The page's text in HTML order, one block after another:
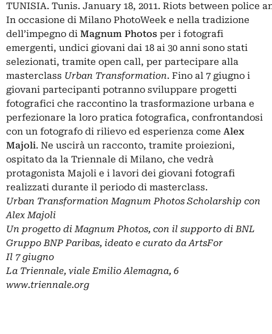
TUNISIA. Tunis. January 18, 2011. Riots between police
In occasione di Milano PhotoWeek e nella tradizione
dell’impegno di Magnum Photos per i fotografi
emergenti, undici giovani dai 18 ai 30 anni sono stati
selezionati, tramite open call, per partecipare alla
masterclass Urban Transformation. Fino al 7 giugno i
giovani partecipanti potranno sviluppare progetti
fotografici che raccontino la trasformazione urbana e
perfezionare la loro pratica fotografica, confrontandosi
con un fotografo di rilievo ed esperienza come Alex
Majoli. Ne uscirà un racconto, tramite proiezioni,
ospitato da la Triennale di Milano, che vedrà
protagonista Majoli e i lavori dei giovani fotografi
realizzati durante il periodo di masterclass.
Urban Transformation Magnum Photos Scholarship con
Alex Majoli
Un progetto di Magnum Photos, con il supporto di BNL
Gruppo BNP Paribas, ideato e curato da ArtsFor
Il 7 giugno
La Triennale, viale Emilio Alemagna, 6
www.triennale.org